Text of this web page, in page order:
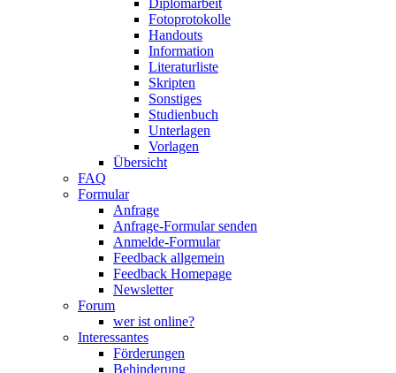
Fotoprotokolle
Handouts
Information
Literaturliste
Skripten
Sonstiges
Studienbuch
Unterlagen
Vorlagen
Übersicht
FAQ
Formular
Anfrage
Anfrage-Formular senden
Anmelde-Formular
Feedback allgemein
Feedback Homepage
Newsletter
Forum
wer ist online?
Interessantes
Förderungen
Behinderung